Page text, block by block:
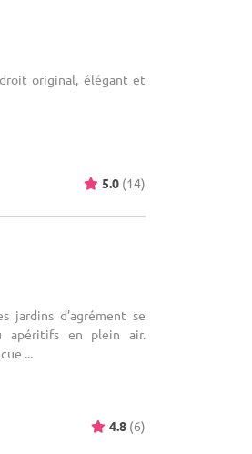
original, élégant et
5.0 (14)
jardins d’agrément se
apéritifs en plein air.
...
4.8 (6)